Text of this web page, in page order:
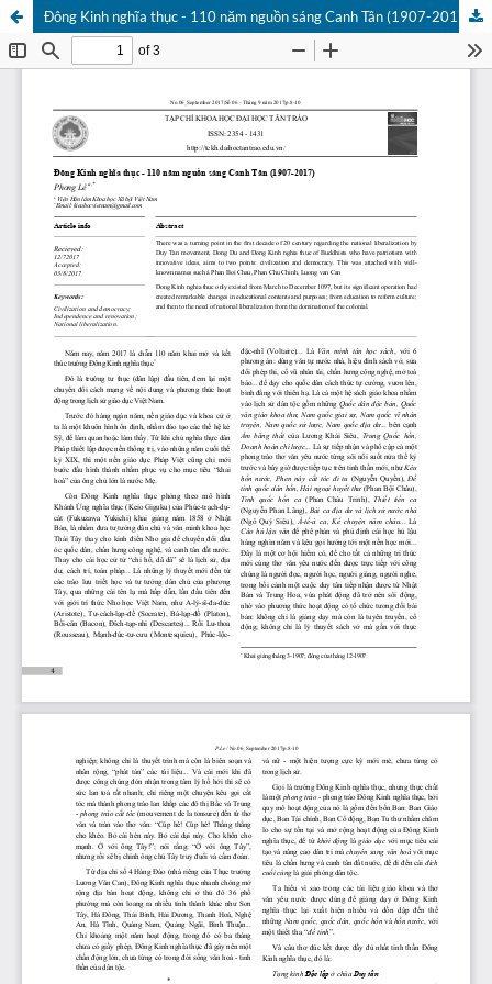
Đông Kinh nghĩa thục - 110 năm nguồn sáng Canh Tân (1907-2017)